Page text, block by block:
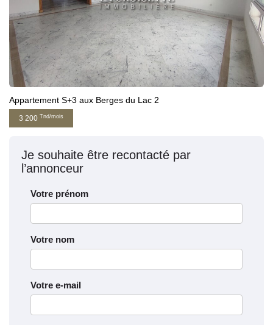
Appartement S+3 aux Berges du Lac 2
3 200 Tnd/mois
Je souhaite être recontacté par
l’annonceur
Votre prénom
Votre nom
Votre e-mail